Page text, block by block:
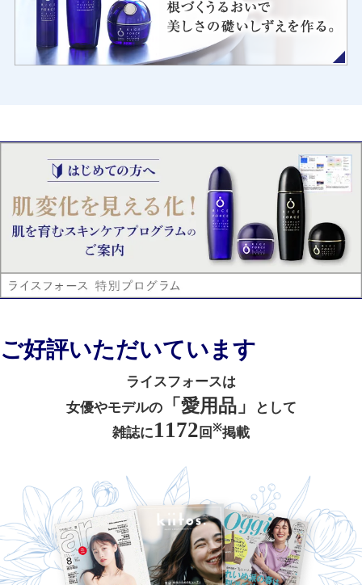
ご好評いただいています
ライスフォースは
女優やモデルの「愛用品」
として
雑誌に1172 回 ※掲載